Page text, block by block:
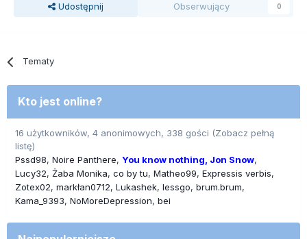
Udostępnij Obserwujący 0
Tematy
Kto jest online?
16 użytkowników, 4 anonimowych, 338 gości (Zobacz pełną
listę)
Pssd98 Noire Panthere You know nothing, Jon Snow
Lucy32 Żaba Monika co by tu Matheo99 Expressis verbis
Zotex02 markłan0712 Lukashek lessgo brum.brum
Kama_9393 NoMoreDepression bei